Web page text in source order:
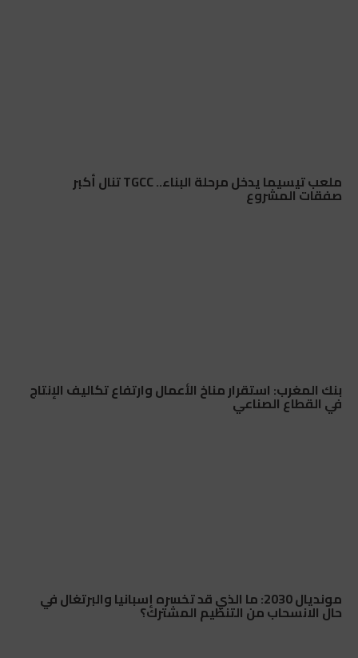
ملعب تيسيما يدخل مرحلة البناء.. TGCC تنال أكبر
صفقات المشروع
بنك المغرب: استقرار مناخ الأعمال وارتفاع تكاليف الإنتاج
في القطاع الصناعي
مونديال 2030: ما الذي قد تخسره إسبانيا والبرتغال في
حال الانسحاب من التنظيم المشترك؟